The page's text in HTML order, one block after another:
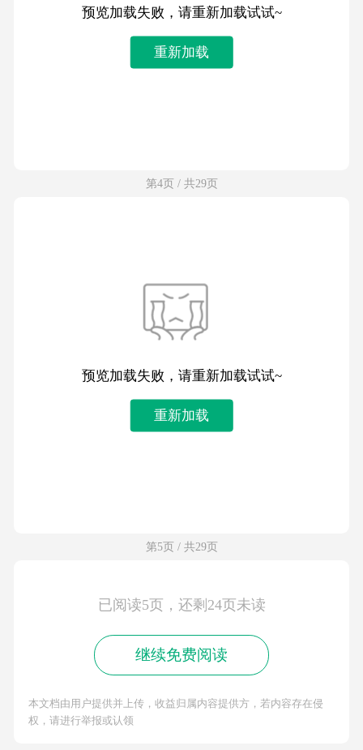
预览加载失败，请重新加载试试~
重新加载
第4页 / 共29页
预览加载失败，请重新加载试试~
重新加载
第5页 / 共29页
已阅读5页，还剩24页未读
继续免费阅读
本文档由用户提供并上传，收益归属内容提供方，若内容存在侵
权，请进行举报或认领